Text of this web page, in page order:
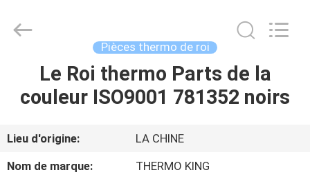
LA
PRODUITS
MOTORS
INDUSTRY
Pièces thermo de roi
Le Roi thermo Parts de la
couleur ISO9001 781352 noirs
Lieu d'origine:
LA CHINE
Nom de marque:
THERMO KING